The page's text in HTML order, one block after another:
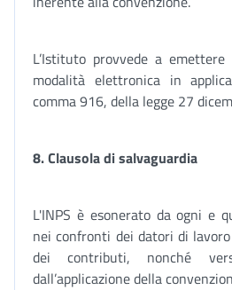
L’Istituto provvede a
modalità elettronica in
comma 916, della legge 27
8. Clausola di salvaguardia
L'INPS è esonerato da ogni e
nei confronti dei datori di
dei contributi, nonché
dall’applicazione della